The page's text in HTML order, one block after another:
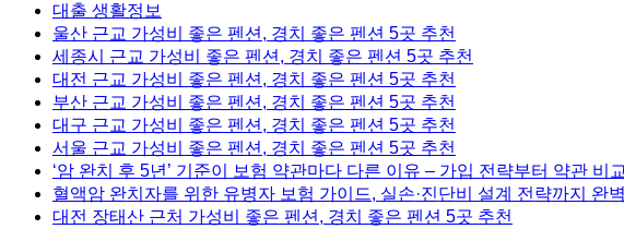
대출 생활정보
울산 근교 가성비 좋은 펜션, 경치 좋은 펜션 5곳 추천
세종시 근교 가성비 좋은 펜션, 경치 좋은 펜션 5곳 추천
대전 근교 가성비 좋은 펜션, 경치 좋은 펜션 5곳 추천
부산 근교 가성비 좋은 펜션, 경치 좋은 펜션 5곳 추천
대구 근교 가성비 좋은 펜션, 경치 좋은 펜션 5곳 추천
서울 근교 가성비 좋은 펜션, 경치 좋은 펜션 5곳 추천
‘암 완치 후 5년’ 기준이 보험 약관마다 다른 이유 – 가입 전략부터 약관 비
혈액암 완치자를 위한 유병자 보험 가이드, 실손·진단비 설계 전략까지 완
대전 장태산 근처 가성비 좋은 펜션, 경치 좋은 펜션 5곳 추천